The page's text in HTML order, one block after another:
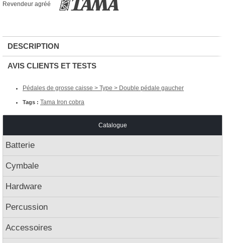
Revendeur agréé
DESCRIPTION
AVIS CLIENTS ET TESTS
Pédales de grosse caisse > Type > Double pédale gaucher
Tags : Tama Iron cobra
Catalogue
Batterie
Cymbale
Hardware
Percussion
Accessoires